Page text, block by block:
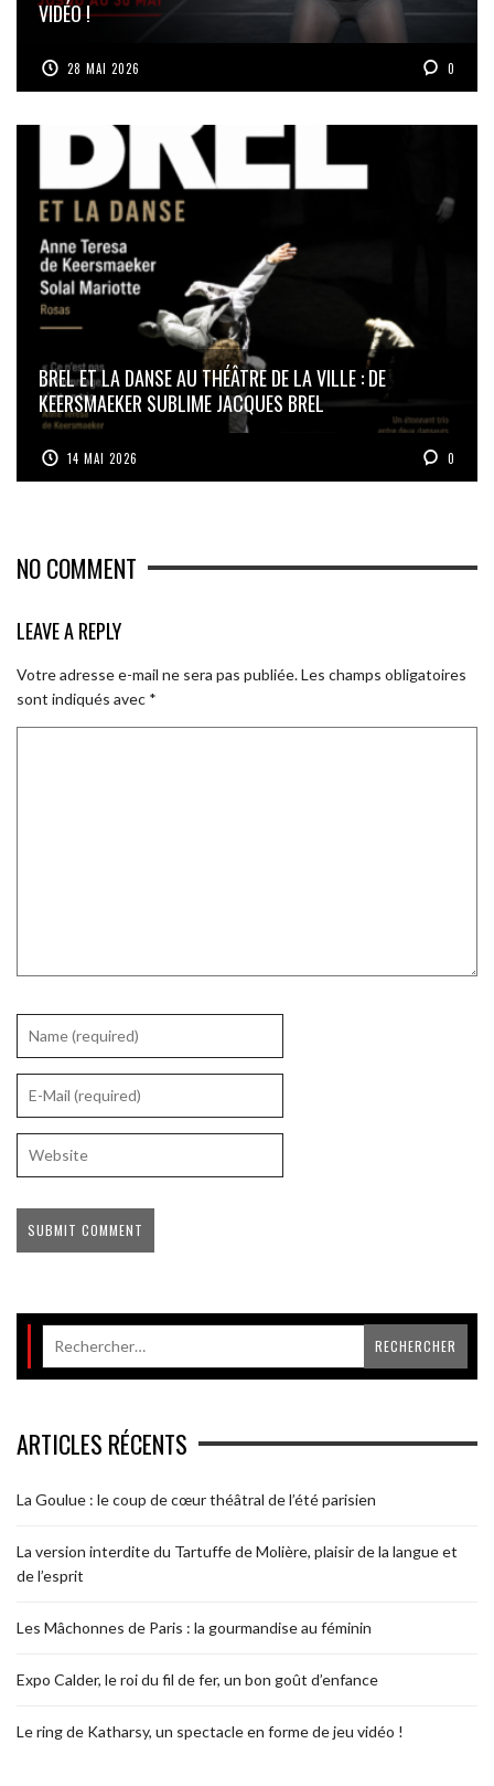
VIDÉO !
28 MAI 2026 0
BREL ET LA DANSE AU THÉÂTRE DE LA VILLE : DE
KEERSMAEKER SUBLIME JACQUES BREL
14 MAI 2026 0
NO COMMENT
LEAVE A REPLY
Votre adresse e-mail ne sera pas publiée.Les champs obligatoires
sont indiqués avec *
ARTICLES RÉCENTS
La Goulue : le coup de cœur théâtral de l’été parisien
La version interdite du Tartuffe de Molière, plaisir de la langue et
de l’esprit
Les Mâchonnes de Paris : la gourmandise au féminin
Expo Calder, le roi du fil de fer, un bon goût d’enfance
Le ring de Katharsy, un spectacle en forme de jeu vidéo !